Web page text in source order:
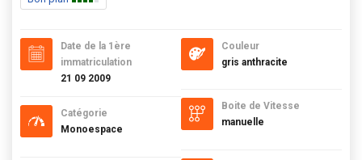
Date de la 1ère
immatriculation
21 09 2009
Catégorie
Monoespace
Couleur
gris anthracite
Boite de Vitesse
manuelle